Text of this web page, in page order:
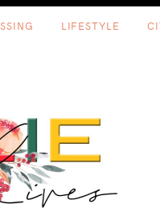
LIFESTYLE